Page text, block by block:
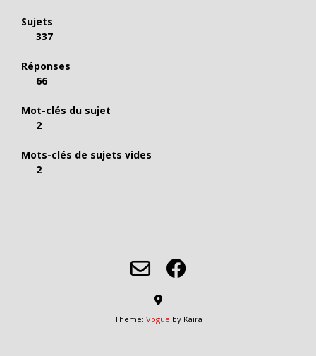
Sujets
337
Réponses
66
Mot-clés du sujet
2
Mots-clés de sujets vides
2
Theme: Vogue by Kaira